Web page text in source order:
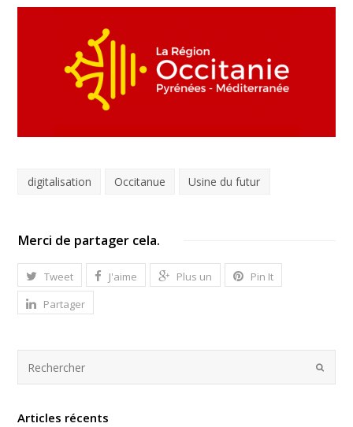
digitalisation Occitanue Usine du futur
Merci de partager cela.
Tweet J'aime Plus un
Pin It
Partager
Articles récents